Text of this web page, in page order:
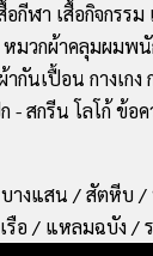
อกีฬา เสื้อกิจกรร
มวกผ้าคลุมผมพนั
ากันเปื้อน กางเกง
- สกรีน โลโก้ ข้อ
างแสน / สัตหีบ /
อ / แหลมฉบัง /